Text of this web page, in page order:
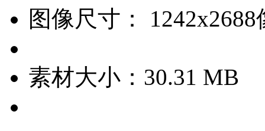
图像尺寸： 1242x2688
素材大小： 30.31 MB